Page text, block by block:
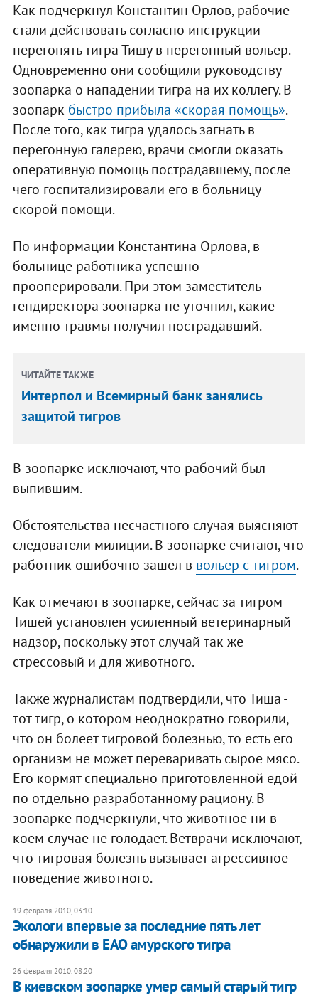
Как подчеркнул Константин Орлов, рабочие
стали действовать согласно инструкции –
перегонять тигра Тишу в перегонный вольер.
Одновременно они сообщили руководству
зоопарка о нападении тигра на их коллегу. В
зоопарк быстро прибыла «скорая помощь».
После того, как тигра удалось загнать в
перегонную галерею, врачи смогли оказать
оперативную помощь пострадавшему, после
чего госпитализировали его в больницу
скорой помощи.
По информации Константина Орлова, в
больнице работника успешно
прооперировали. При этом заместитель
гендиректора зоопарка не уточнил, какие
именно травмы получил пострадавший.
ЧИТАЙТЕ ТАКЖЕ
Интерпол и Всемирный банк занялись
защитой тигров
В зоопарке исключают, что рабочий был
выпившим.
Обстоятельства несчастного случая выясняют
следователи милиции. В зоопарке считают, что
работник ошибочно зашел в вольер с тигром.
Как отмечают в зоопарке, сейчас за тигром
Тишей установлен усиленный ветеринарный
надзор, поскольку этот случай так же
стрессовый и для животного.
Также журналистам подтвердили, что Тиша -
тот тигр, о котором неоднократно говорили,
что он болеет тигровой болезнью, то есть его
организм не может переваривать сырое мясо.
Его кормят специально приготовленной едой
по отдельно разработанному рациону. В
зоопарке подчеркнули, что животное ни в
коем случае не голодает. Ветврачи исключают,
что тигровая болезнь вызывает агрессивное
поведение животного.
19 февраля 2010, 03:10
Экологи впервые за последние пять лет
обнаружили в ЕАО амурского тигра
26 февраля 2010, 08:20
В киевском зоопарке умер самый старый тигр